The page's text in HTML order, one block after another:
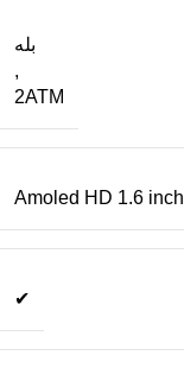
بله
,
2ATM
Amoled HD 1.6 inch
✔